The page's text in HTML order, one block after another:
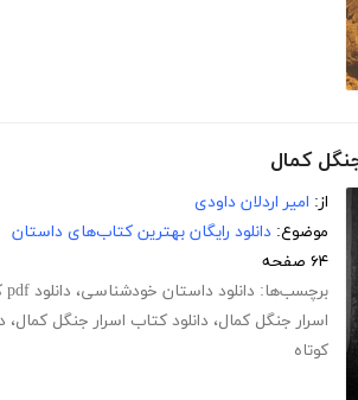
کمال
از: امیر اردلان داودی
موضوع: دانلود رایگان بهترین کتاب‌های داستان
۶۴ صفحه
برچسب‌ها: دانلود داستان خودشناسی، دانلود pdf کتاب اسرار جنگل کمال
اسرار جنگل کمال، دانلود کتاب اسرار جنگل کمال،
کوتاه